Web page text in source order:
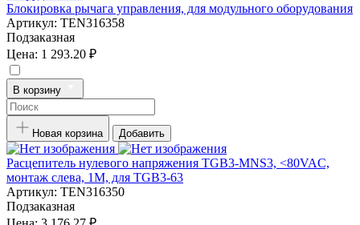
Блокировка рычага управления, для модульного оборудования
Артикул: TEN316358
Подзаказная
Цена: 1 293.20 ₽
В корзину
Новая корзина Добавить
Расцепитель нулевого напряжения TGB3-MNS3, <80VAC,
монтаж слева, 1M, для TGB3-63
Артикул: TEN316350
Подзаказная